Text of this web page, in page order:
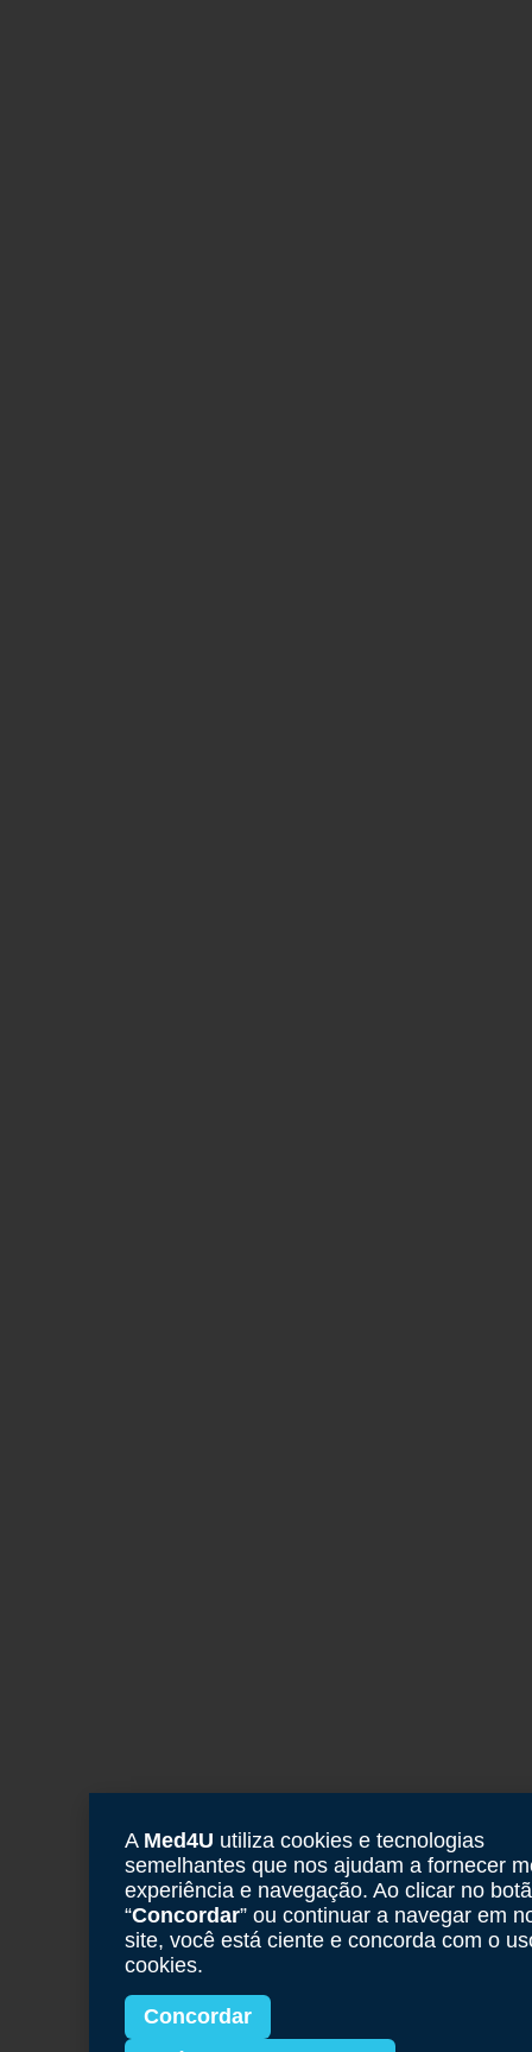
A Med4U utiliza cookies e tecnologias
semelhantes que nos ajudam a fornecer
experiência e navegação. Ao clicar no
“Concordar” ou continuar a navegar em
site, você está ciente e concorda com o
cookies.
Concordar